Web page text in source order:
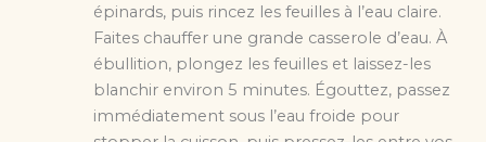
épinards, puis rincez les feuilles à l’eau claire.
Faites chauffer une grande casserole d’eau. À
ébullition, plongez les feuilles et laissez-les
blanchir environ 5 minutes. Égouttez, passez
immédiatement sous l’eau froide pour